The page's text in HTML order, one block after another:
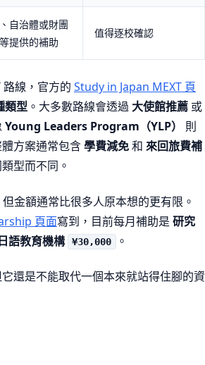
自治體或財團
提供的補助
值得逐校確認
線，官方的 Study in Japan MEXT 頁
類型 。大多數路線會透過 大使館推薦 或
Young Leaders Program（YLP）
則
方案通常包含學費減免和 來回旅費補
型而不同。
但金額通常比很多人原本想的更有限。
頁面寫到，目前每月補助是 研究
日語教育機構 ¥30,000 。
還是不能取代一個本來就站得住腳的資